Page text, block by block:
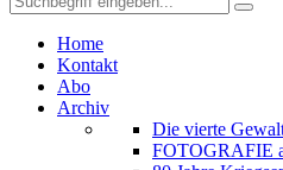
Home
Kontakt
Abo
Archiv
Die vierte
FOTOGRAFIE